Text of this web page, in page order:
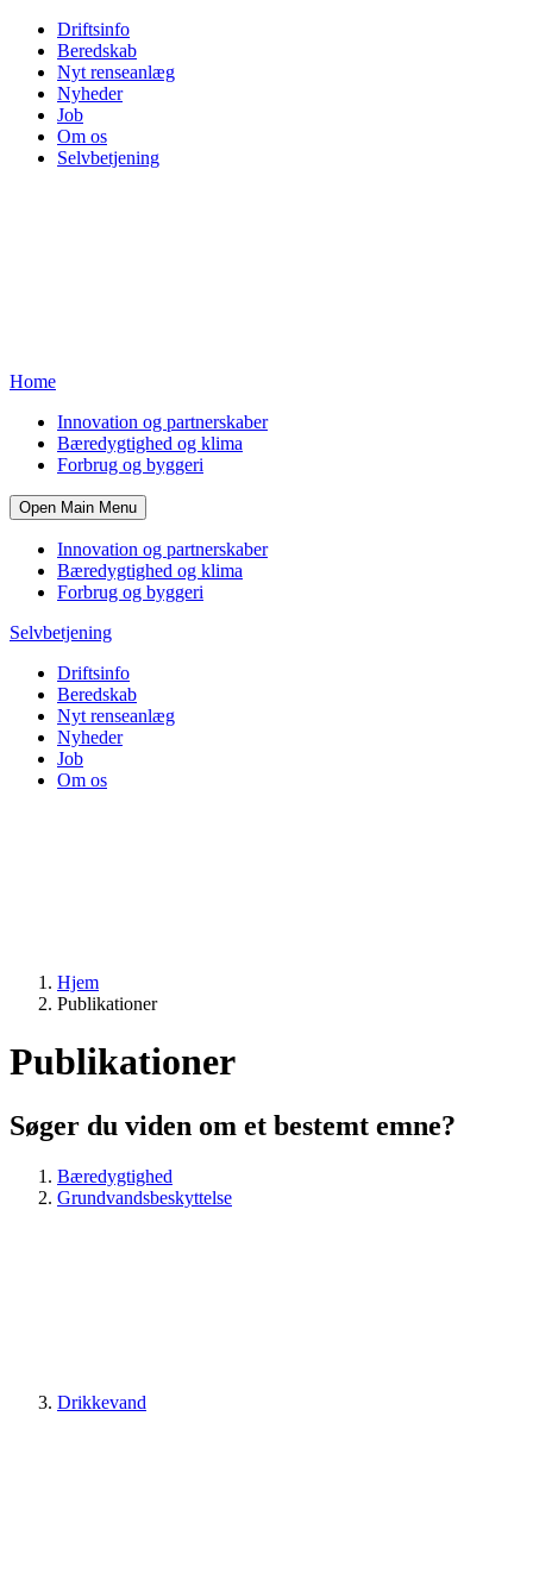
Driftsinfo
Beredskab
Nyt renseanlæg
Nyheder
Job
Om os
Selvbetjening
Home
Innovation og partnerskaber
Bæredygtighed og klima
Forbrug og byggeri
Open Main Menu
Innovation og partnerskaber
Bæredygtighed og klima
Forbrug og byggeri
Selvbetjening
Driftsinfo
Beredskab
Nyt renseanlæg
Nyheder
Job
Om os
Hjem
Publikationer
Publikationer
Søger du viden om et bestemt emne?
Bæredygtighed
Grundvandsbeskyttelse
Drikkevand